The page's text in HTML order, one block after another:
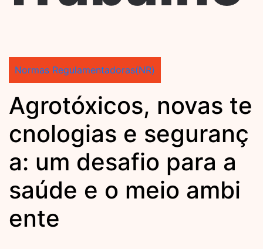
Normas Regulamentadoras(NR)
Agrotóxicos, novas te
cnologias e seguranç
a: um desafio para a
saúde e o meio ambi
ente